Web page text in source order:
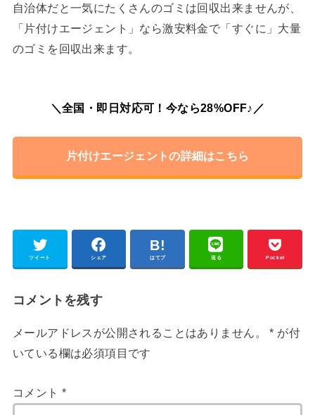
自治体だと一気にたくさんのゴミは回収出来ませんが、
「片付けエージェント」なら激安料金で「すぐに」大量
のゴミを回収出来ます。
＼全国・即日対応可！今なら28%OFF♪／
片付けエージェントの詳細はこちら
ツイート シェア はてブ 送る Pocket
コメントを残す
メールアドレスが公開されることはありません。 * が付
いている欄は必須項目です
コメント *